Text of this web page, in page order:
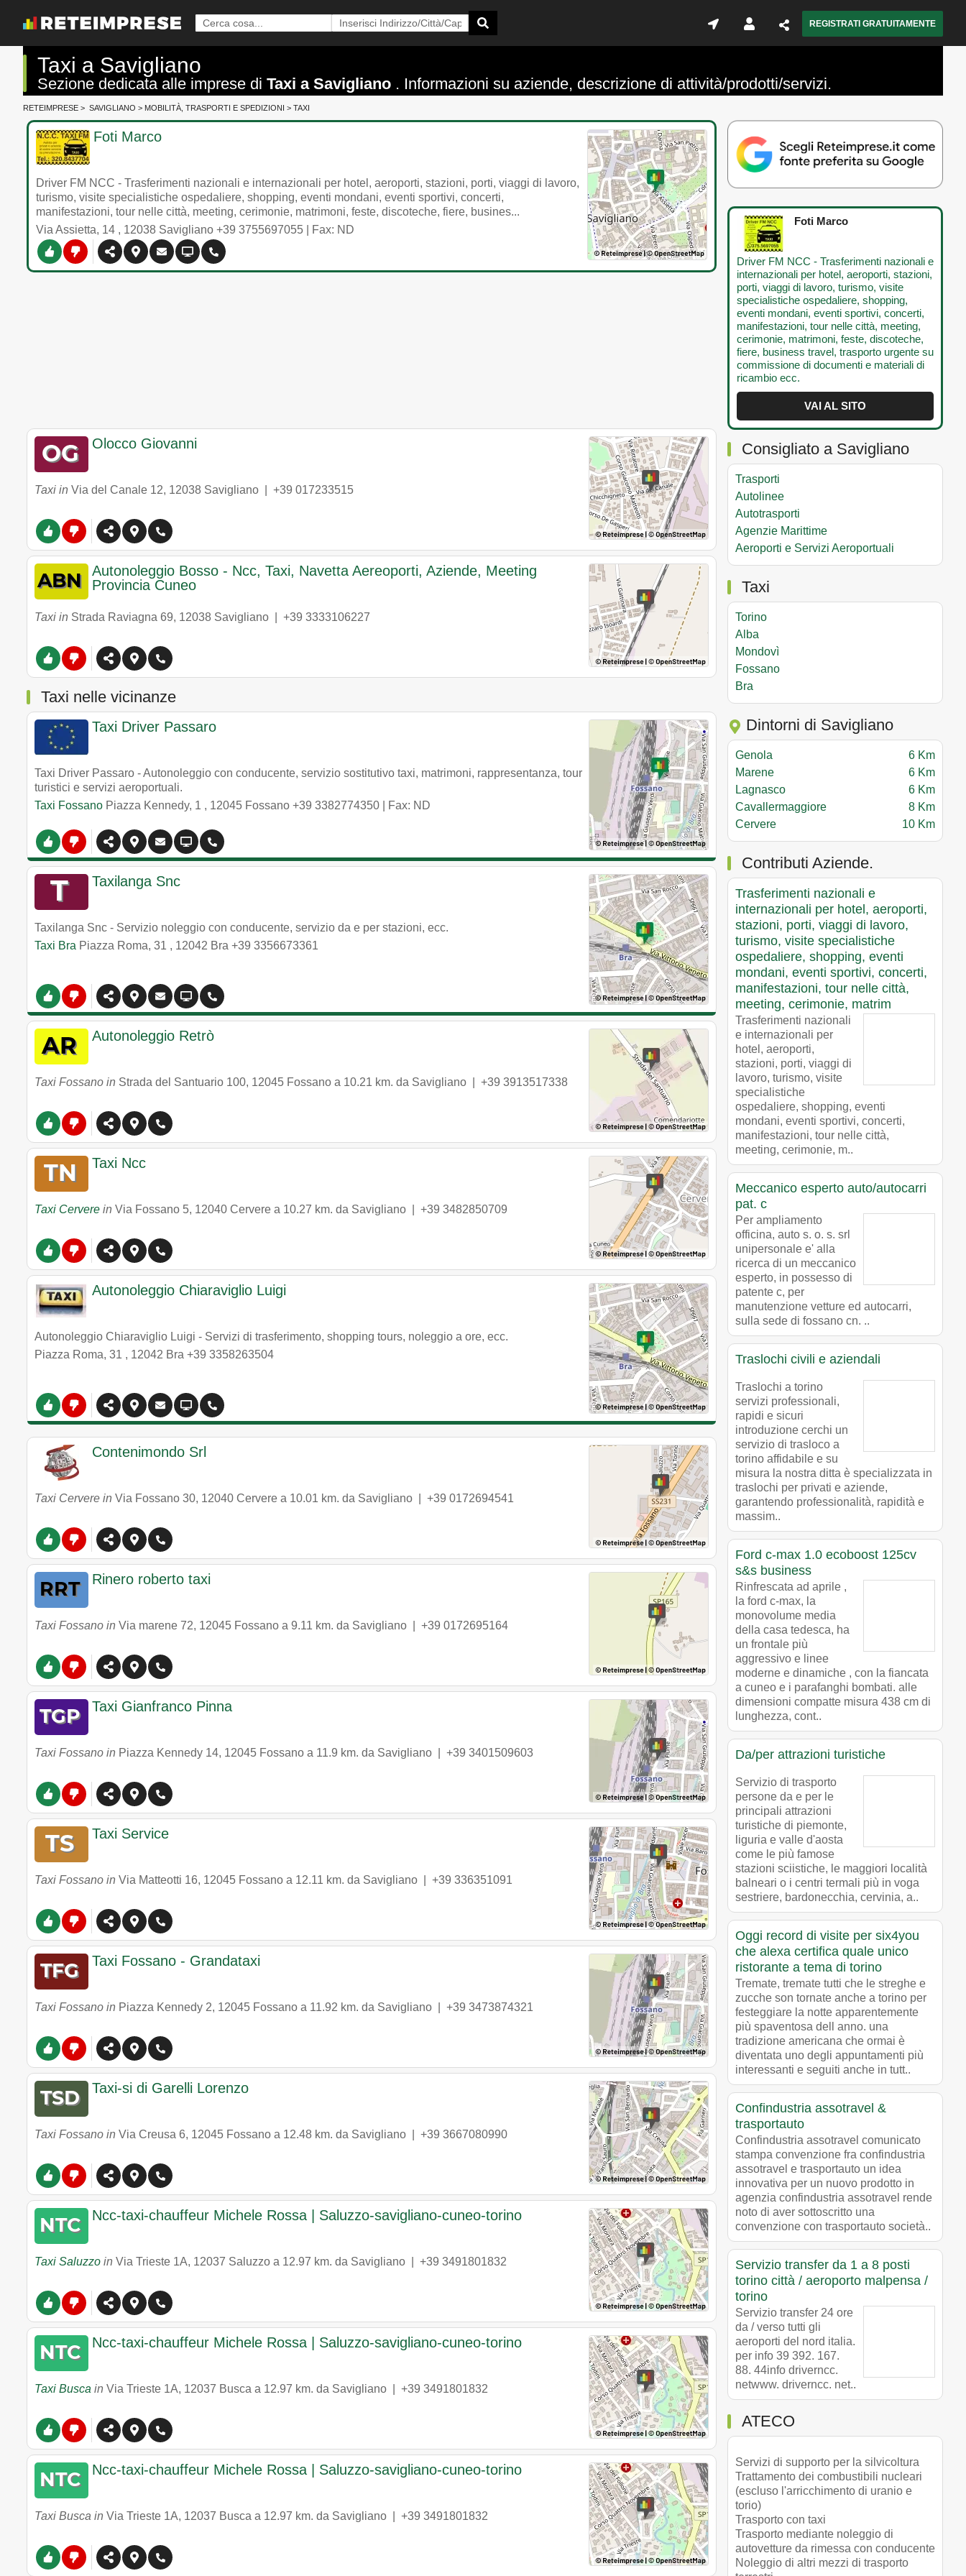
REGISTRATI GRATUITAMENTE
Taxi a Savigliano
Sezione dedicata alle imprese di Taxi a Savigliano . Informazioni su aziende, descrizione di attività/prodotti/servizi.
RETEIMPRESE > SAVIGLIANO > MOBILITÀ, TRASPORTI E SPEDIZIONI > TAXI
Foti Marco
Driver FM NCC - Trasferimenti nazionali e internazionali per hotel, aeroporti, stazioni, porti, viaggi di lavoro,
turismo, visite specialistiche ospedaliere, shopping, eventi mondani, eventi sportivi, concerti,
manifestazioni, tour nelle città, meeting, cerimonie, matrimoni, feste, discoteche, fiere, busines...
Via Assietta, 14 , 12038 Savigliano +39 3755697055 | Fax: ND
Olocco Giovanni
Taxi in Via del Canale 12, 12038 Savigliano +39 017233515
Autonoleggio Bosso - Ncc, Taxi, Navetta Aereoporti, Aziende, Meeting
Provincia Cuneo
Taxi in Strada Raviagna 69, 12038 Savigliano +39 3333106227
Taxi nelle vicinanze
Taxi Driver Passaro
Taxi Driver Passaro - Autonoleggio con conducente, servizio sostitutivo taxi, matrimoni, rappresentanza, tour
turistici e servizi aeroportuali.
Taxi Fossano Piazza Kennedy, 1 , 12045 Fossano +39 3382774350 | Fax: ND
Taxilanga Snc
Taxilanga Snc - Servizio noleggio con conducente, servizio da e per stazioni, ecc.
Taxi Bra Piazza Roma, 31 , 12042 Bra +39 3356673361
Autonoleggio Retrò
Taxi Fossano in Strada del Santuario 100, 12045 Fossano a 10.21 km. da Savigliano | +39 3913517338
Taxi Ncc
Taxi Cervere in Via Fossano 5, 12040 Cervere a 10.27 km. da Savigliano | +39 3482850709
Autonoleggio Chiaraviglio Luigi
Autonoleggio Chiaraviglio Luigi - Servizi di trasferimento, shopping tours, noleggio a ore, ecc.
Piazza Roma, 31 , 12042 Bra +39 3358263504
Contenimondo Srl
Taxi Cervere in Via Fossano 30, 12040 Cervere a 10.01 km. da Savigliano | +39 0172694541
Rinero roberto taxi
Taxi Fossano in Via marene 72, 12045 Fossano a 9.11 km. da Savigliano | +39 0172695164
Taxi Gianfranco Pinna
Taxi Fossano in Piazza Kennedy 14, 12045 Fossano a 11.9 km. da Savigliano | +39 3401509603
Taxi Service
Taxi Fossano in Via Matteotti 16, 12045 Fossano a 12.11 km. da Savigliano | +39 336351091
Taxi Fossano - Grandataxi
Taxi Fossano in Piazza Kennedy 2, 12045 Fossano a 11.92 km. da Savigliano | +39 3473874321
Taxi-si di Garelli Lorenzo
Taxi Fossano in Via Creusa 6, 12045 Fossano a 12.48 km. da Savigliano | +39 3667080990
Ncc-taxi-chauffeur Michele Rossa | Saluzzo-savigliano-cuneo-torino
Taxi Saluzzo in Via Trieste 1A, 12037 Saluzzo a 12.97 km. da Savigliano | +39 3491801832
Ncc-taxi-chauffeur Michele Rossa | Saluzzo-savigliano-cuneo-torino
Taxi Busca in Via Trieste 1A, 12037 Busca a 12.97 km. da Savigliano | +39 3491801832
Ncc-taxi-chauffeur Michele Rossa | Saluzzo-savigliano-cuneo-torino
Taxi Busca in Via Trieste 1A, 12037 Busca a 12.97 km. da Savigliano | +39 3491801832
Foti Marco
Driver FM NCC - Trasferimenti nazionali e
internazionali per hotel, aeroporti, stazioni,
porti, viaggi di lavoro, turismo, visite
specialistiche ospedaliere, shopping,
eventi mondani, eventi sportivi, concerti,
manifestazioni, tour nelle città, meeting,
cerimonie, matrimoni, feste, discoteche,
fiere, business travel, trasporto urgente su
commissione di documenti e materiali di
ricambio ecc.
VAI AL SITO
Consigliato a Savigliano
Trasporti
Autolinee
Autotrasporti
Agenzie Marittime
Aeroporti e Servizi Aeroportuali
Taxi
Torino
Alba
Mondovì
Fossano
Bra
Dintorni di Savigliano
Genola
6 Km
Marene
6 Km
Lagnasco
6 Km
Cavallermaggiore
8 Km
Cervere
10 Km
Contributi Aziende.
Trasferimenti nazionali e
internazionali per hotel, aeroporti,
stazioni, porti, viaggi di lavoro,
turismo, visite specialistiche
ospedaliere, shopping, eventi
mondani, eventi sportivi, concerti,
manifestazioni, tour nelle città,
meeting, cerimonie, matrim
Trasferimenti nazionali
e internazionali per
hotel, aeroporti,
stazioni, porti, viaggi di
lavoro, turismo, visite
specialistiche
ospedaliere, shopping, eventi
mondani, eventi sportivi, concerti,
manifestazioni, tour nelle città,
meeting, cerimonie, m..
Meccanico esperto auto/autocarri
pat. c
Per ampliamento
officina, auto s. o. s. srl
unipersonale e' alla
ricerca di un meccanico
esperto, in possesso di
patente c, per
manutenzione vetture ed autocarri,
sulla sede di fossano cn. ..
Traslochi civili e aziendali
Traslochi a torino
servizi professionali,
rapidi e sicuri
introduzione cerchi un
servizio di trasloco a
torino affidabile e su
misura la nostra ditta è specializzata in
traslochi per privati e aziende,
garantendo professionalità, rapidità e
massim..
Ford c-max 1.0 ecoboost 125cv
s&s business
Rinfrescata ad aprile ,
la ford c-max, la
monovolume media
della casa tedesca, ha
un frontale più
aggressivo e linee
moderne e dinamiche , con la fiancata
a cuneo e i parafanghi bombati. alle
dimensioni compatte misura 438 cm di
lunghezza, cont..
Da/per attrazioni turistiche
Servizio di trasporto
persone da e per le
principali attrazioni
turistiche di piemonte,
liguria e valle d'aosta
come le più famose
stazioni sciistiche, le maggiori località
balneari o i centri termali più in voga
sestriere, bardonecchia, cervinia, a..
Oggi record di visite per six4you
che alexa certifica quale unico
ristorante a tema di torino
Tremate, tremate tutti che le streghe e
zucche son tornate anche a torino per
festeggiare la notte apparentemente
più spaventosa dell anno. una
tradizione americana che ormai è
diventata uno degli appuntamenti più
interessanti e seguiti anche in tutt..
Confindustria assotravel &
trasportauto
Confindustria assotravel comunicato
stampa convenzione fra confindustria
assotravel e trasportauto un idea
innovativa per un nuovo prodotto in
agenzia confindustria assotravel rende
noto di aver sottoscritto una
convenzione con trasportauto società..
Servizio transfer da 1 a 8 posti
torino città / aeroporto malpensa /
torino
Servizio transfer 24 ore
da / verso tutti gli
aeroporti del nord italia.
per info 39 392. 167.
88. 44info driverncc.
netwww. driverncc. net..
ATECO
Servizi di supporto per la silvicoltura
Trattamento dei combustibili nucleari
(escluso l'arricchimento di uranio e
torio)
Trasporto con taxi
Trasporto mediante noleggio di
autovetture da rimessa con conducente
Noleggio di altri mezzi di trasporto